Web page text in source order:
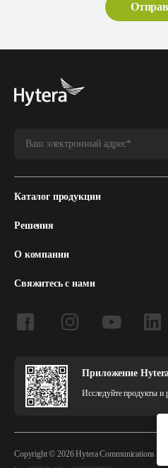
Каталог продукции
Решения
О компании
Свяжитесь с нами
Приложение
Исследуйте продукты и
Copyright © 2026 Hytera Communications